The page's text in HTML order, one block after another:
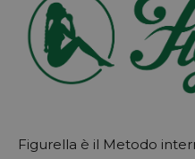
Figurella è il Metodo